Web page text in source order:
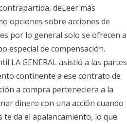
deLeer más
opciones sobre acciones de
por lo general solo se ofrecen a
especial de compensación.
LA GENERAL asistió a las partes
continente a ese contrato de
a compra perteneciera a la
dinero con una acción cuando
te da el apalancamiento, lo que